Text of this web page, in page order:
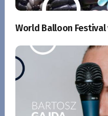
World Balloon Festival